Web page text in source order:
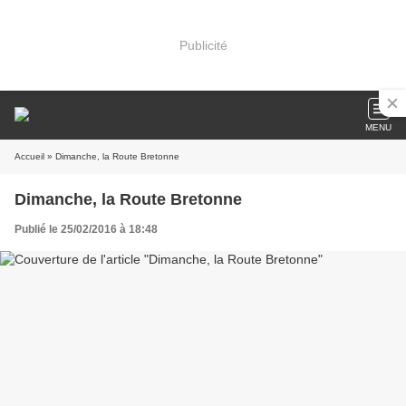
Publicité
MENU
Accueil » Dimanche, la Route Bretonne
Dimanche, la Route Bretonne
Publié le 25/02/2016 à 18:48